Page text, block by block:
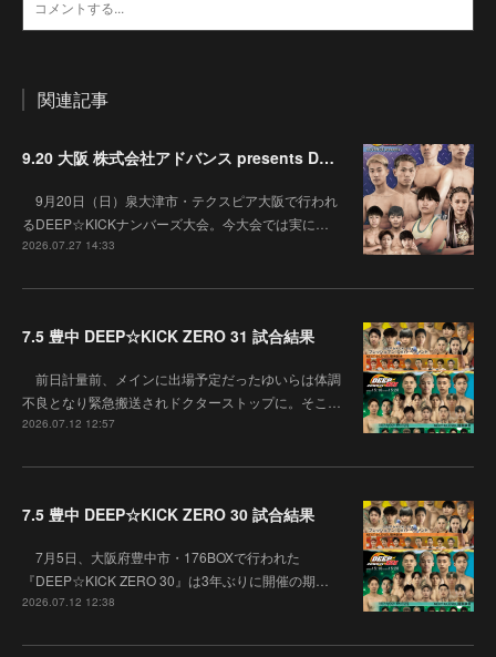
関連記事
9.20 大阪 株式会社アドバンス presents DEEP☆KICK 79･80 7月の準決勝を勝ち抜いた6名による-53kg･-65kg･QUEEN-46kgと3つの王座決定戦の開催が決定！
9月20日（日）泉大津市・テクスピア大阪で行われ
るDEEP☆KICKナンバーズ大会。今大会では実に…
2026.07.27 14:33
7.5 豊中 DEEP☆KICK ZERO 31 試合結果
前日計量前、メインに出場予定だったゆいらは体調
不良となり緊急搬送されドクターストップに。そこ…
2026.07.12 12:57
7.5 豊中 DEEP☆KICK ZERO 30 試合結果
7月5日、大阪府豊中市・176BOXで行われた
『DEEP☆KICK ZERO 30』は3年ぶりに開催の期…
2026.07.12 12:38